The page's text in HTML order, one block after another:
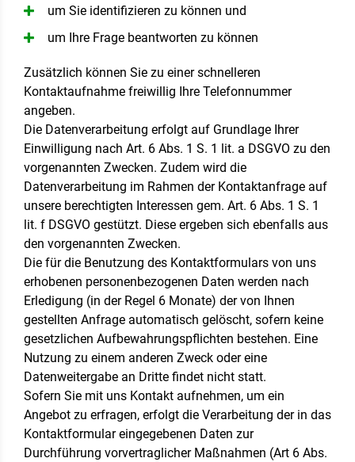
um Sie identifizieren zu können und
um Ihre Frage beantworten zu können
Zusätzlich können Sie zu einer schnelleren
Kontaktaufnahme freiwillig Ihre Telefonnummer
angeben.
Die Datenverarbeitung erfolgt auf Grundlage Ihrer
Einwilligung nach Art. 6 Abs. 1 S. 1 lit. a DSGVO zu den
vorgenannten Zwecken. Zudem wird die
Datenverarbeitung im Rahmen der Kontaktanfrage auf
unsere berechtigten Interessen gem. Art. 6 Abs. 1 S. 1
lit. f DSGVO gestützt. Diese ergeben sich ebenfalls aus
den vorgenannten Zwecken.
Die für die Benutzung des Kontaktformulars von uns
erhobenen personenbezogenen Daten werden nach
Erledigung (in der Regel 6 Monate) der von Ihnen
gestellten Anfrage automatisch gelöscht, sofern keine
gesetzlichen Aufbewahrungspflichten bestehen. Eine
Nutzung zu einem anderen Zweck oder eine
Datenweitergabe an Dritte findet nicht statt.
Sofern Sie mit uns Kontakt aufnehmen, um ein
Angebot zu erfragen, erfolgt die Verarbeitung der in das
Kontaktformular eingegebenen Daten zur
Durchführung vorvertraglicher Maßnahmen (Art 6 Abs.